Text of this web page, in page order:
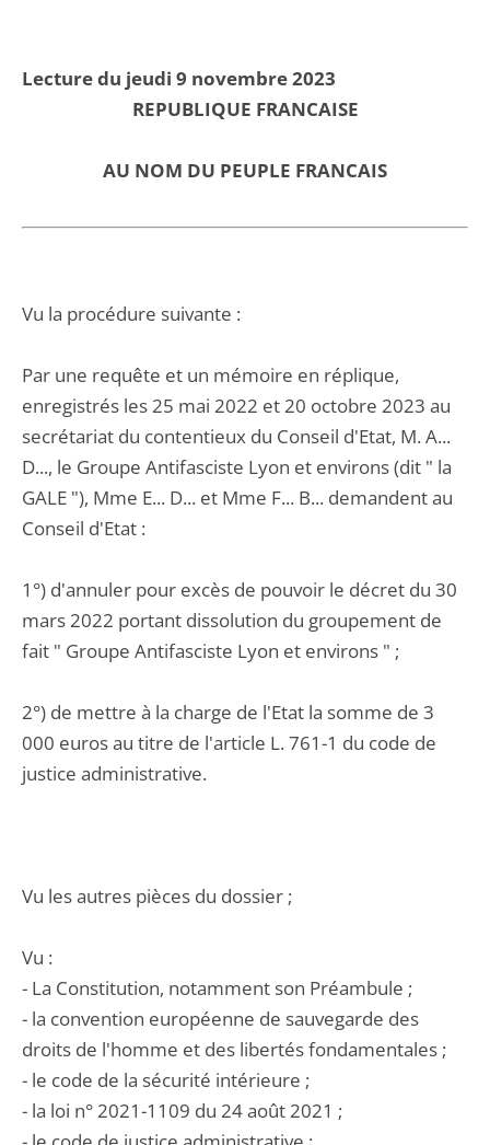
Lecture du jeudi 9 novembre 2023
REPUBLIQUE FRANCAISE
AU NOM DU PEUPLE FRANCAIS
Vu la procédure suivante :
Par une requête et un mémoire en réplique,
enregistrés les 25 mai 2022 et 20 octobre 2023 au
secrétariat du contentieux du Conseil d'Etat, M. A...
D..., le Groupe Antifasciste Lyon et environs (dit " la
GALE "), Mme E... D... et Mme F... B... demandent au
Conseil d'Etat :
1°) d'annuler pour excès de pouvoir le décret du 30
mars 2022 portant dissolution du groupement de
fait " Groupe Antifasciste Lyon et environs " ;
2°) de mettre à la charge de l'Etat la somme de 3
000 euros au titre de l'article L. 761-1 du code de
justice administrative.
Vu les autres pièces du dossier ;
Vu :
- La Constitution, notamment son Préambule ;
- la convention européenne de sauvegarde des
droits de l'homme et des libertés fondamentales ;
- le code de la sécurité intérieure ;
- la loi n° 2021-1109 du 24 août 2021 ;